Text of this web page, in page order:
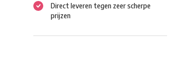
Direct leveren tegen zeer scherpe
prijzen